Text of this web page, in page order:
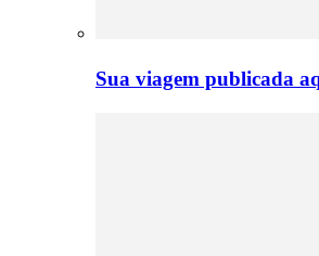
Sua viagem publicada